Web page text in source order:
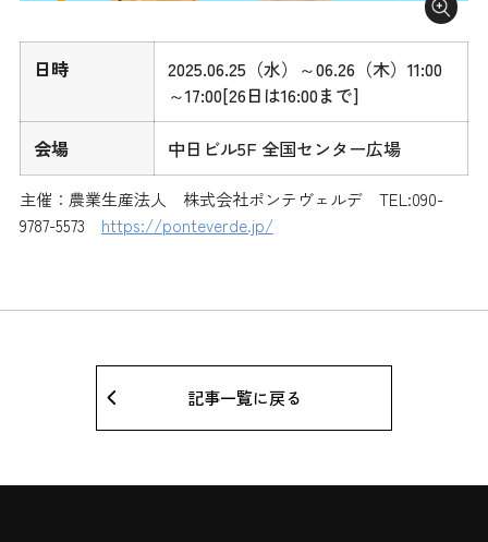
日時
2025.06.25（水）～06.26（木）11:00
～17:00[26日は16:00まで]
会場 中日ビル5F 全国センター広場
主催：農業生産法人 株式会社ポンテヴェルデ TEL:090-
9787-5573 https://ponteverde.jp/
記事一覧に戻る